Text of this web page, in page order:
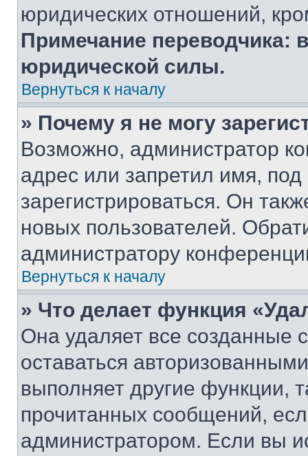
юридических отношений,
Примечание переводчика:
юридической силы.
Вернуться к началу
» Почему я не могу
Возможно, администратор
адрес или запретил имя,
зарегистрироваться. Он
новых пользователей.
администратору
Вернуться к началу
» Что делает функция
Она удаляет все созданные
оставаться
выполняет другие функции,
прочитанных сообщений,
администратором. Если вы